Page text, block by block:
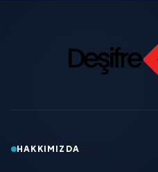
HAKKIMIZDA